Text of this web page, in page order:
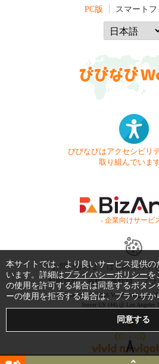
PC版 スマート
びびなびはアクセシビリ
取り組んでいます
- 企業向けサービ
お問い合わせ はじめてガイ
利用規約
商標・著作権 プラ
Copyright © 1999-2026 Vivid Navigation,
Server US (44) @ Los Angeles
本サイトでは、より良いサービス提供
います。詳細はプライバシーポリシーを
の使用を許可する場合は同意するボタ
ーの使用を拒否する場合は、ブラウザか